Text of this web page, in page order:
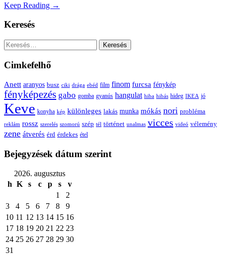
Keep Reading →
Keresés
Keresés:
Cimkefelhő
Anett aranyos busz ciki drága ebéd film finom furcsa fénykép
fényképezés gabo gomba gyanús hangulat hiba hibás hideg IKEA jó
Keve konyha kép különleges lakás munka mókás nori probléma
reklám rossz szerelés szomorú szép tél történet unalmas vicces videó vélemény
zene átverés érd érdekes étel
Bejegyzések dátum szerint
2026. augusztus
h K s c p s
v
1
2
3
4 5 6 7 8
9
10 11 12 13 14 15 16
17 18 19 20 21 22 23
24 25 26 27 28 29 30
31